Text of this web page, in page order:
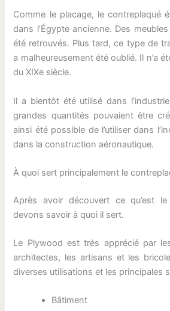
Comme le placage, le contreplaqué
dans l’Égypte ancienne. Des
été retrouvés. Plus tard, ce type de
a malheureusement été oublié. Il n’a
du XIXe siècle.
Il a bientôt été utilisé dans
grandes quantités pouvaient être
ainsi été possible de l’utiliser dans
dans la construction aéronautique.
À quoi sert principalement le
Après avoir découvert ce qu’est
devons savoir à quoi il sert.
Le Plywood est très apprécié par
architectes, les artisans et les
diverses utilisations et les principales
Bâtiment